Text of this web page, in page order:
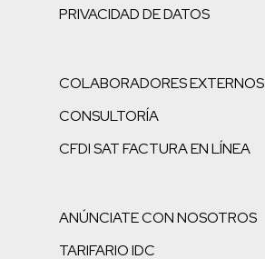
PRIVACIDAD DE DATOS
COLABORADORES EXTERNOS
CONSULTORÍA
CFDI SAT FACTURA EN LÍNEA
ANÚNCIATE CON NOSOTROS
TARIFARIO IDC